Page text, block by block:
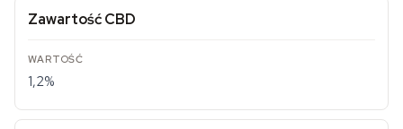
Zawartość CBD
1,2%